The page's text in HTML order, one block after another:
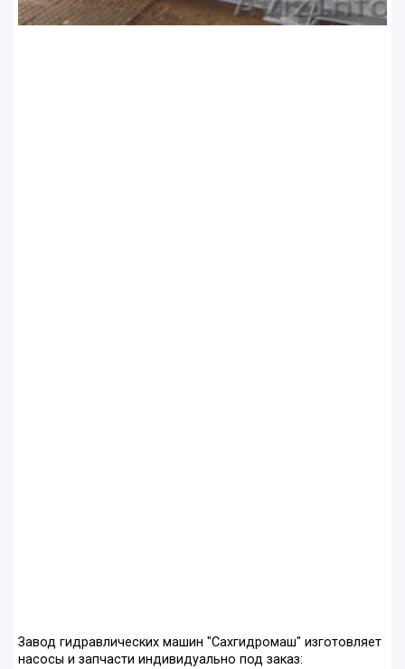
Завод гидравлических машин "Сахгидромаш" изготовляет
насосы и запчасти индивидуально под заказ: